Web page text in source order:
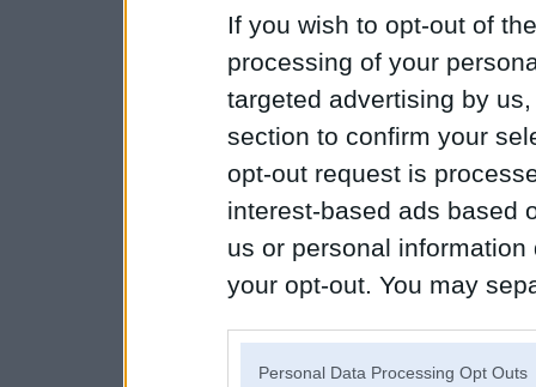
If you wish to opt-out of
processing of your
targeted advertising by
section to confirm your
opt-out request is
interest-based ads based
us or personal
your opt-out. You may
Personal Data Processing Opt Outs